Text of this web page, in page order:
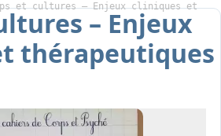
et cultures – Enjeux cliniques et
– Enjeux
thérapeutiques